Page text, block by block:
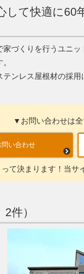
して快適に
づくりを行うユニ
ンレス屋根材の採
▼お問い合わせは
い合わせ
て決まります！当サ
件）